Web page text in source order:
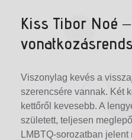
Kiss Tibor Noé
Viszonylag kevés a
szerencsére vannak. Két
kettőről kevesebb. A
született, teljesen
LMBTQ-sorozatban